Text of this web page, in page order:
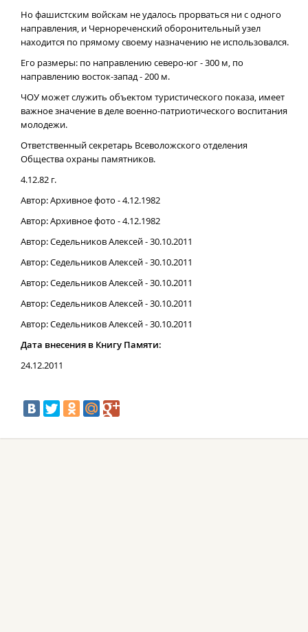
Но фашистским войскам не удалось прорваться ни с одного
направления, и Чернореченский оборонительный узел
находится по прямому своему назначению не использовался.
Его размеры: по направлению северо-юг - 300 м, по
направлению восток-запад - 200 м.
ЧОУ может служить объектом туристического показа, имеет
важное значение в деле военно-патриотического воспитания
молодежи.
Ответственный секретарь Всеволожского отделения
Общества охраны памятников.
4.12.82 г.
Автор: Архивное фото - 4.12.1982
Автор: Архивное фото - 4.12.1982
Автор: Седельников Алексей - 30.10.2011
Автор: Седельников Алексей - 30.10.2011
Автор: Седельников Алексей - 30.10.2011
Автор: Седельников Алексей - 30.10.2011
Автор: Седельников Алексей - 30.10.2011
Дата внесения в Книгу Памяти:
24.12.2011